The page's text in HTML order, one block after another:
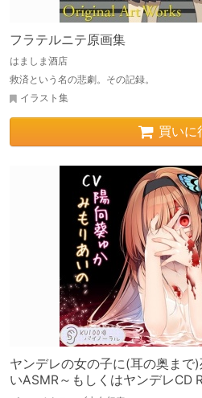
フラテルニテ原画集
はましま酒店
救済という名の悲劇。その記録。
イラスト集
買いに
ヤンデレの女の子に(耳の奥まで
いASMR～もしくはヤンデレCD